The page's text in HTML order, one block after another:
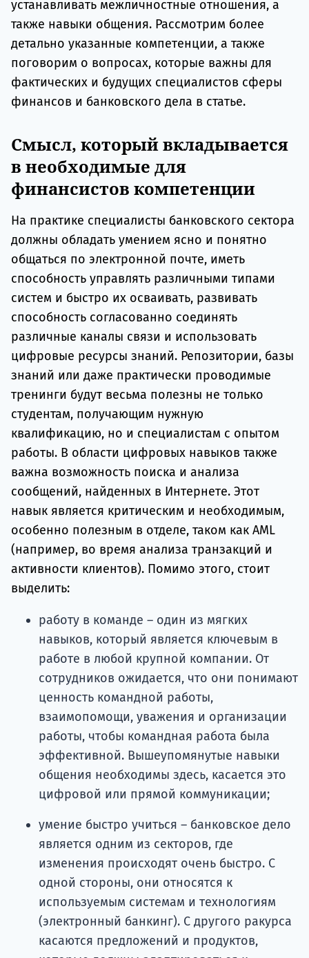
устанавливать межличностные отношения, а
также навыки общения. Рассмотрим более
детально указанные компетенции, а также
поговорим о вопросах, которые важны для
фактических и будущих специалистов сферы
финансов и банковского дела в статье.
Смысл, который вкладывается
в необходимые для
финансистов компетенции
На практике специалисты банковского сектора
должны обладать умением ясно и понятно
общаться по электронной почте, иметь
способность управлять различными типами
систем и быстро их осваивать, развивать
способность согласованно соединять
различные каналы связи и использовать
цифровые ресурсы знаний. Репозитории, базы
знаний или даже практически проводимые
тренинги будут весьма полезны не только
студентам, получающим нужную
квалификацию, но и специалистам с опытом
работы. В области цифровых навыков также
важна возможность поиска и анализа
сообщений, найденных в Интернете. Этот
навык является критическим и необходимым,
особенно полезным в отделе, таком как AML
(например, во время анализа транзакций и
активности клиентов). Помимо этого, стоит
выделить:
работу в команде – один из мягких
навыков, который является ключевым в
работе в любой крупной компании. От
сотрудников ожидается, что они понимают
ценность командной работы,
взаимопомощи, уважения и организации
работы, чтобы командная работа была
эффективной. Вышеупомянутые навыки
общения необходимы здесь, касается это
цифровой или прямой коммуникации;
умение быстро учиться – банковское дело
является одним из секторов, где
изменения происходят очень быстро. С
одной стороны, они относятся к
используемым системам и технологиям
(электронный банкинг). С другого ракурса
касаются предложений и продуктов,